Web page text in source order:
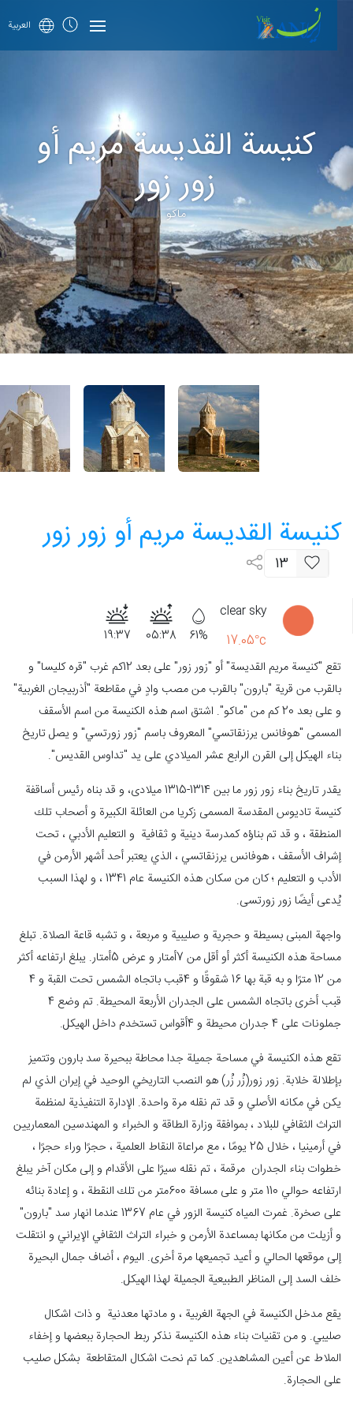
العربية
كنيسة القديسة مريم أو
زور زور
ماکو
كنيسة القديسة مريم أو زور زور
13
clear sky
17.05°c
61%
05:38
19:37
تقع "كنيسة مريم القدیسة" أو "زور زور" على بعد 12كم غرب "قره كليسا" و
بالقرب من قرية "بارون" بالقرب من مصب وادٍ في مقاطعة "أذربيجان الغربية"
و على بعد 20 كم من "ماكو". اشتق اسم هذه الكنيسة من اسم الأسقف
المسمى "هوفانس يرزنقاتسي" المعروف باسم "زور زورتسي" و يصل تاريخ
بناء الهيكل إلى القرن الرابع عشر الميلادي على يد "تداوس القدیس".
يقدر تاريخ بناء زور زور ما بين 1314-1315 میلادی، و قد بناه رئيس أساقفة
كنيسة تاديوس المقدسة المسمى زكريا من العائلة الكبيرة و أصحاب تلك
المنطقة ، و قد تم بناؤه كمدرسة دينية و ثقافية و التعليم الأدبي ، تحت
إشراف الأسقف ، هوفانس يرزنقاتسي ، الذي يعتبر أحد أشهر الأرمن في
الأدب و التعليم ؛ كان من سكان هذه الكنيسة عام 1341 ، و لهذا السبب
يُدعى أيضًا زور زورتسی.
واجهة المبنى بسيطة و حجرية و صليبية و مربعة ، و تشبه قاعة الصلاة. تبلغ
مساحة هذه الكنيسة أكثر أو أقل من 7أمتار و عرض 5أمتار. يبلغ ارتفاعه أكثر
من 12 مترًا و به قبة بها 16 شقوقًا و 4قبب باتجاه الشمس تحت القبة و 4
قبب أخرى باتجاه الشمس على الجدران الأربعة المحيطة. تم وضع 4
جملونات على 4 جدران محيطة و 4أقواس تستخدم داخل الهيكل.
تقع هذه الكنيسة في مساحة جميلة جدا محاطة ببحيرة سد بارون وتتميز
بإطلالة خلابة. زور زور(زُر زُر) هو النصب التاريخي الوحيد في إيران الذي لم
يكن في مكانه الأصلي و قد تم نقله مرة واحدة. الإدارة التنفيذية لمنظمة
التراث الثقافي للبلاد ، بموافقة وزارة الطاقة و الخبراء و المهندسين المعماريين
في أرمينيا ، خلال 25 يومًا ، مع مراعاة النقاط العلمية ، حجرًا وراء حجرًا ،
خطوات بناء الجدران مرقمة ، تم نقله سيرًا على الأقدام و إلى مكان آخر يبلغ
ارتفاعه حوالي 110 متر و على مسافة 600متر من تلك النقطة ، و إعادة بنائه
على صخرة. غمرت المياه كنيسة الزور في عام 1367 عندما انهار سد "بارون"
و أزيلت من مكانها بمساعدة الأرمن و خبراء التراث الثقافي الإيراني و انتقلت
إلى موقعها الحالي و أعيد تجميعها مرة أخرى. اليوم ، أضاف جمال البحيرة
خلف السد إلى المناظر الطبيعية الجميلة لهذا الهيكل.
يقع مدخل الكنيسة في الجهة الغربية ، و مادتها معدنية و ذات اشکال
صليبي. و من تقنيات بناء هذه الكنيسة نذكر ربط الحجارة ببعضها و إخفاء
الملاط عن أعين المشاهدين. كما تم نحت اشکال المتقاطعة بشکل صلیب
على الحجارة.